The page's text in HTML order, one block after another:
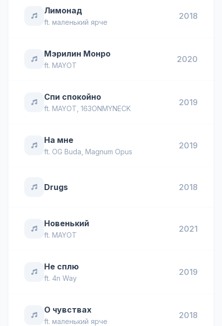
Лимонад
ft. маленький ярче
2018
Мэрилин Монро
ft. MAYOT
2020
Спи спокойно
ft. MAYOT 163ONMYNECK
2019
На мне
ft. OG Buda Magnum Opus
2019
Drugs 2018
Новенький
ft. MAYOT
2021
Не сплю
ft. 4n Way
2019
О чувствах
ft. маленький ярче
2018